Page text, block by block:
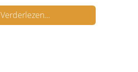
Verderlezen…